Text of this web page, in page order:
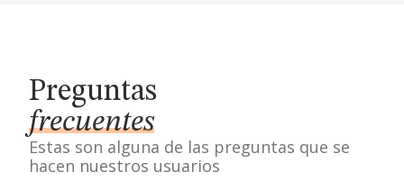
Preguntas
frecuentes
Estas son alguna de las preguntas que se
hacen nuestros usuarios